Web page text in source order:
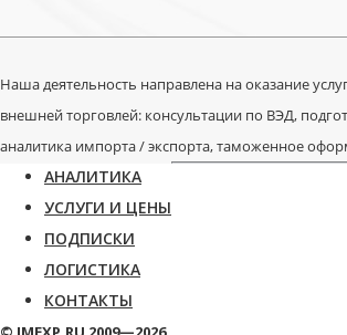
Наша деятельность направлена на оказание
внешней торговлей: консультации по ВЭД,
аналитика импорта / экспорта, таможенное
АНАЛИТИКА
УСЛУГИ И ЦЕНЫ
ПОДПИСКИ
ЛОГИСТИКА
КОНТАКТЫ